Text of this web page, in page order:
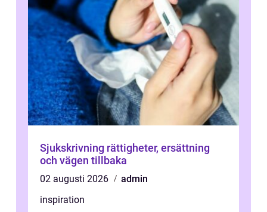
Sjukskrivning rättigheter, ersättning
och vägen tillbaka
02 augusti 2026
admin
inspiration